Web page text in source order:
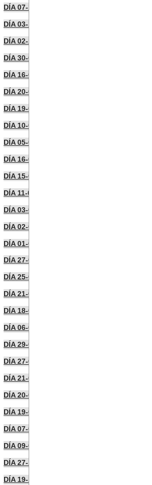
DÍA 07-10-2024
DÍA 03-10-2024
DÍA 02-10-2024
DÍA 30-09-2024
DÍA 16-09-2024
DÍA 20-06-2024
DÍA 19-06-2024
DÍA 10-06-2024
DÍA 05-06-2024
DÍA 16-04-2024
DÍA 15-04-2024
DÍA 11-04-2024
DÍA 03-04-2024
DÍA 02-04-2024
DÍA 01-04-2024
DÍA 27-03-2024
DÍA 25-03-2024
DÍA 21-03-2024
DÍA 18-03-2024
DÍA 06-03-2024
DÍA 29-02-2024
DÍA 27-02-2024
DÍA 21-02-2024
DÍA 20-02-2024
DÍA 19-02-2024
DÍA 07-02-2024
DÍA 09-01-2024
DÍA 27-12-2023
DÍA 19-12-2023